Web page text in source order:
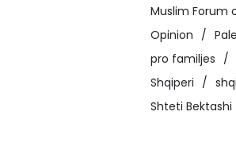
Muslim Forum
Opinion
pro familjes
Shqiperi
Shteti Bektashi